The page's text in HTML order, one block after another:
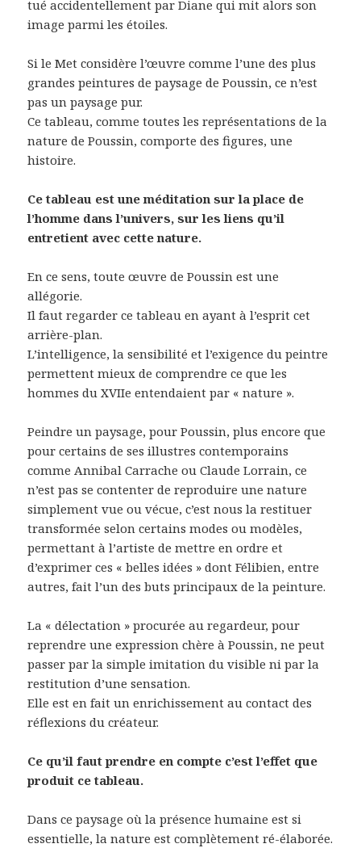
tué accidentellement par Diane qui mit alors son
image parmi les étoiles.
Si le Met considère l’œuvre comme l’une des plus
grandes peintures de paysage de Poussin, ce n’est
pas un paysage pur.
Ce tableau, comme toutes les représentations de la
nature de Poussin, comporte des figures, une
histoire.
Ce tableau est une méditation sur la place de
l’homme dans l’univers, sur les liens qu’il
entretient avec cette nature.
En ce sens, toute œuvre de Poussin est une
allégorie.
Il faut regarder ce tableau en ayant à l’esprit cet
arrière-plan.
L’intelligence, la sensibilité et l’exigence du peintre
permettent mieux de comprendre ce que les
hommes du XVIIe entendaient par « nature ».
Peindre un paysage, pour Poussin, plus encore que
pour certains de ses illustres contemporains
comme Annibal Carrache ou Claude Lorrain, ce
n’est pas se contenter de reproduire une nature
simplement vue ou vécue, c’est nous la restituer
transformée selon certains modes ou modèles,
permettant à l’artiste de mettre en ordre et
d’exprimer ces « belles idées » dont Félibien, entre
autres, fait l’un des buts principaux de la peinture.
La « délectation » procurée au regardeur, pour
reprendre une expression chère à Poussin, ne peut
passer par la simple imitation du visible ni par la
restitution d’une sensation.
Elle est en fait un enrichissement au contact des
réflexions du créateur.
Ce qu’il faut prendre en compte c’est l’effet que
produit ce tableau.
Dans ce paysage où la présence humaine est si
essentielle, la nature est complètement ré-élaborée.